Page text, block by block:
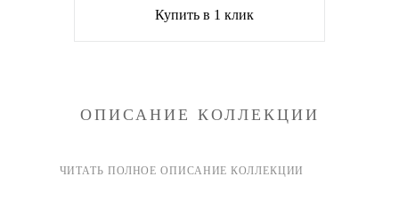
Купить в 1 клик
ОПИСАНИЕ КОЛЛЕКЦИИ